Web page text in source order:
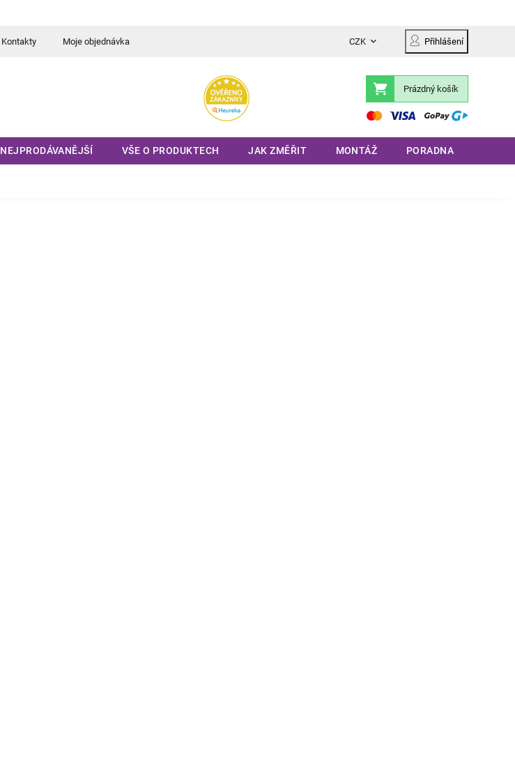
Kontakty Moje objednávka CZK Přihlášení
Nákupní
košík
Prázdný košík
NEJPRODÁVANĚJŠÍ VŠE O PRODUKTECH JAK ZMĚŘIT MONTÁŽ PORADNA